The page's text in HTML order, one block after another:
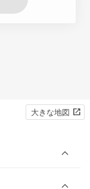
大きな地図